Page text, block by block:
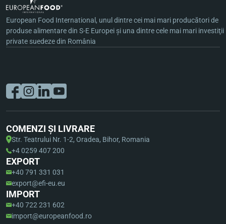
European Food International, unul dintre cei mai mari producători de
produse alimentare din S-E Europei şi una dintre cele mai mari investiţii
private suedeze din România
COMENZI ȘI LIVRARE
Str. Teatrului Nr. 1-2, Oradea, Bihor, Romania
+4 0259 407 200
EXPORT
+40 791 331 031
export@efi-eu.eu
IMPORT
+40 722 231 602
import@europeanfood.ro